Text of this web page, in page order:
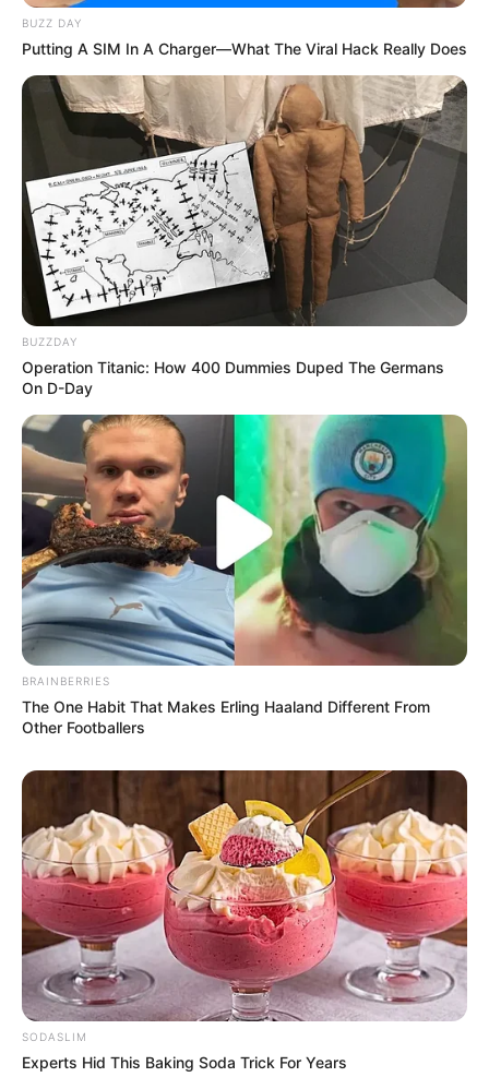
YouTube: –
Tinggi, Berat & Penampilan Fisik
Tinggi: 172 cm
Berat: 52 kg
Golongan Darah: –
Warna Rambut: Coklat
Warna Mata: Biru
Warna Kulit: –
Ukuran Tubuh: 32-25-35 (Lingkar Dada 32, Lingkar Pinggang
25, dan Lingkar Pinggul 35 inci)
Ukuran Sepatu: 7 (AS)
Ukuran Baju: 2 (AS)
Pendidikan
–
Keluarga
Ayah: –
Ibu: –
Saudara Laki-laki: –
Saudara Perempuan: –
Pacar
–
Kekayaan
Total kekayaan Sarah Waddles diperkirakan sebanyak 500 ribu-1
juta dollar atau 8 miliar-16 miliar rupiah. Kekayaannya berasal dari
kariernya sebagai model, selebgram dan TikToker.
BUZZ DAY
Putting A SIM In A Charger—What The Viral Hack Really Does
BUZZDAY
Operation Titanic: How 400 Dummies Duped The Germans
On D-Day
BRAINBERRIES
The One Habit That Makes Erling Haaland Different From
Other Footballers
SODASLIM
Experts Hid This Baking Soda Trick For Years